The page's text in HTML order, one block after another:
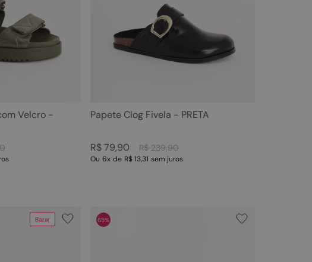
Velcro -
Papete Clog Fivela - PRETA
R$ 239,90
R$79,90
Ou 6x de R$ 13,31 sem juros
Bazar 65%